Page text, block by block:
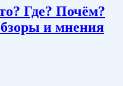
Где? Почём?
и мнения